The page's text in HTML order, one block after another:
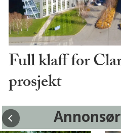
Full klaff for
prosjekt